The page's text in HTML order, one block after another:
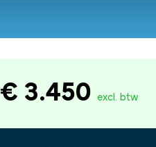
€ 3.450 excl. btw